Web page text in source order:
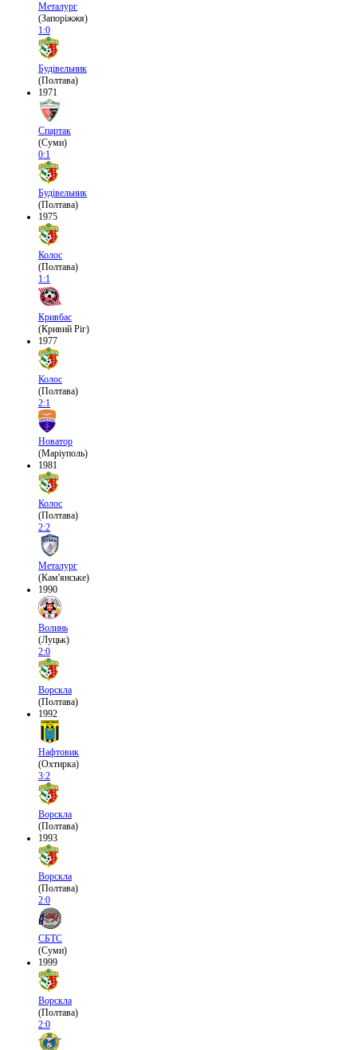
Металург
(Запоріжжя)
1:0
Будівельник
(Полтава)
1971
Спартак
(Суми)
0:1
Будівельник
(Полтава)
1975
Колос
(Полтава)
1:1
Кривбас
(Кривий Ріг)
1977
Колос
(Полтава)
2:1
Новатор
(Маріуполь)
1981
Колос
(Полтава)
2:2
Металург
(Кам'янське)
1990
Волинь
(Луцьк)
2:0
Ворскла
(Полтава)
1992
Нафтовик
(Охтирка)
3:2
Ворскла
(Полтава)
1993
Ворскла
(Полтава)
2:0
СБТС
(Суми)
1999
Ворскла
(Полтава)
2:0